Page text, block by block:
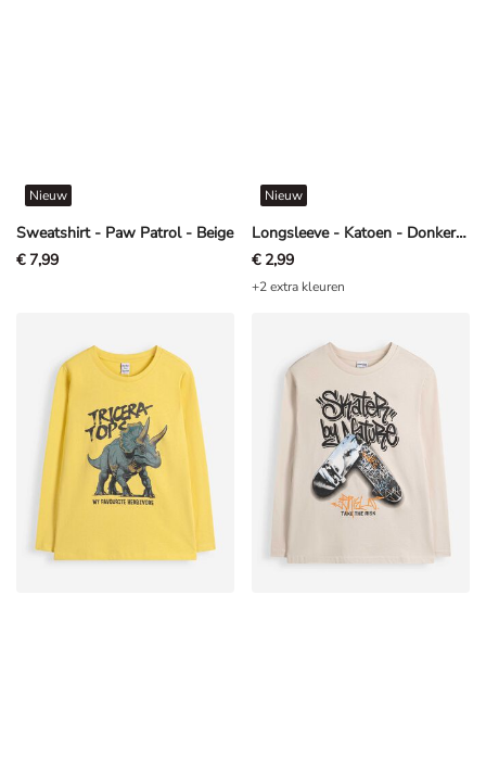
Sweatshirt - Paw Patrol - Beige
Nieuw
€ 7,99
Longsleeve - Katoen - Donkerblauw
Nieuw
€ 2,99
+2 extra kleuren